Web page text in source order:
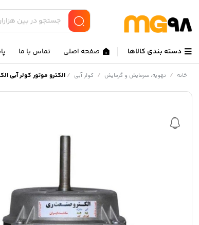
دسته بندی کالاها صفحه اصلی تماس با ما
خانه / تهویه، سرمایش و گرمایش / کولر آبی /الکترو موتور کولر آبی